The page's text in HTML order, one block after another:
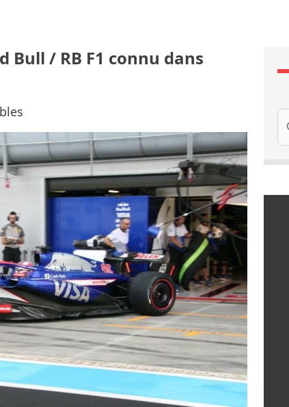
Bull / RB F1 connu dans